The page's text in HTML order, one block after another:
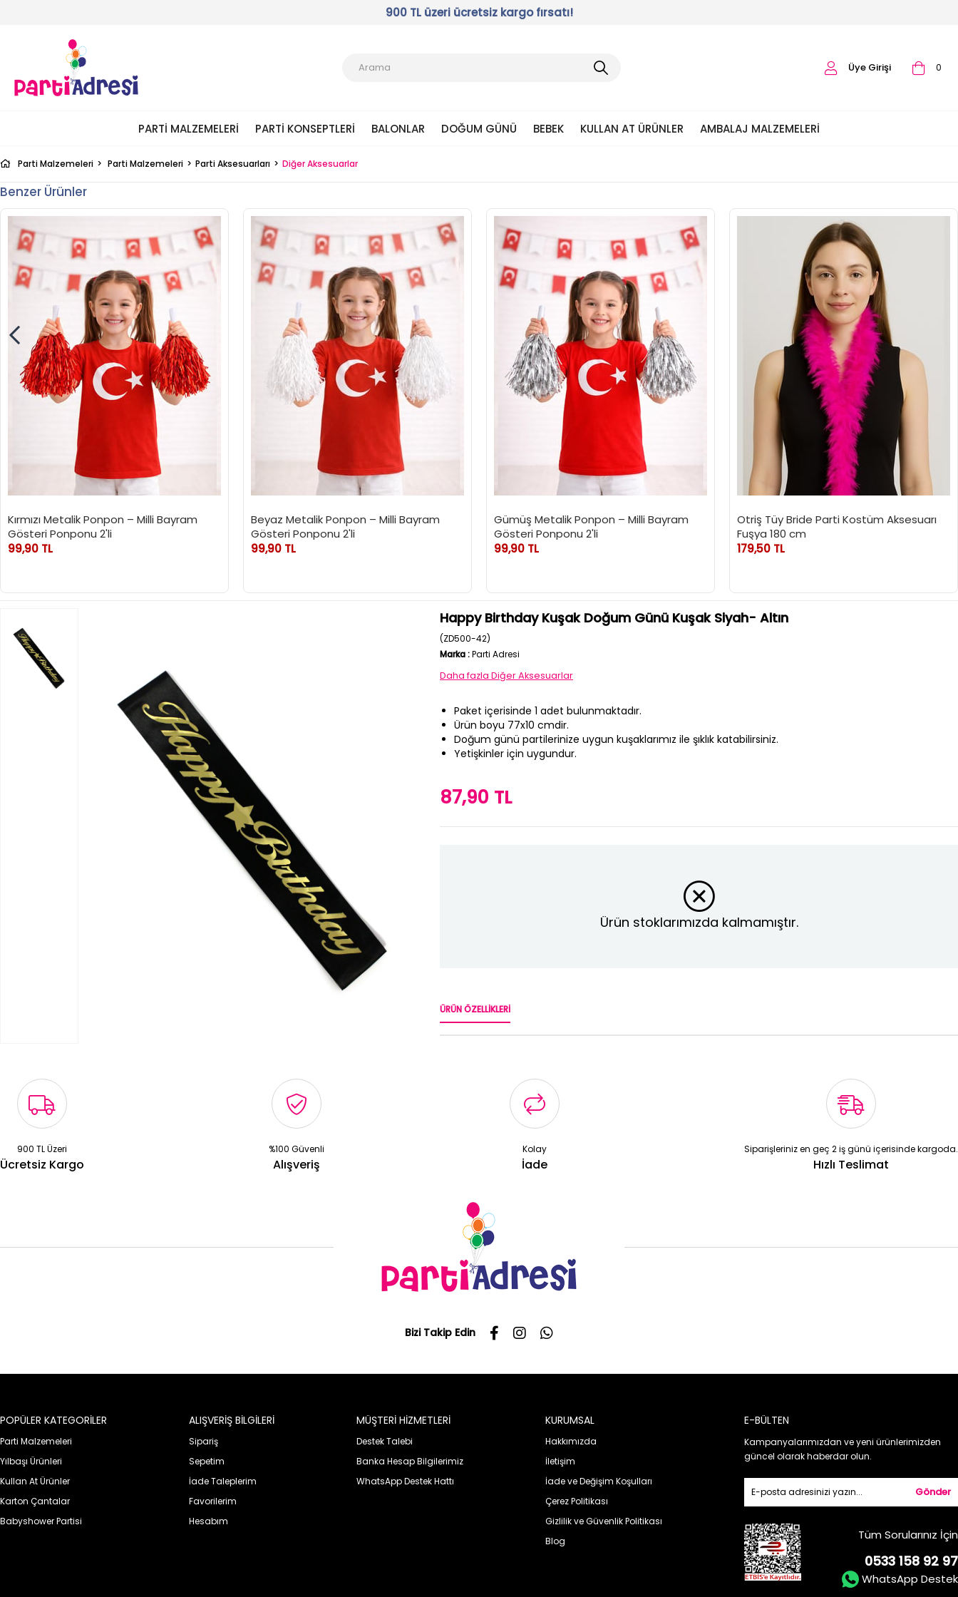
900 TL üzeri ücretsiz kargo fırsatı!
0
Üye Girişi
PARTI MALZEMELERI PARTI KONSEPTLERI BALONLAR DOĞUM GÜNÜ BEBEK KULLAN AT ÜRÜNLER AMBALAJ MALZEMELERI
Parti Malzemeleri Parti Malzemeleri Parti Aksesuarları Diğer Aksesuarlar
Benzer Ürünler
Kırmızı Metalik Ponpon – Milli Bayram
Gösteri Ponponu 2'li
99,90 TL
Beyaz Metalik Ponpon – Milli Bayram
Gösteri Ponponu 2'li
99,90 TL
Gümüş Metalik Ponpon – Milli Bayram
Gösteri Ponponu 2'li
99,90 TL
Otriş Tüy Bride Parti Kostüm Aksesuarı
Fuşya 180 cm
179,50 TL
Happy Birthday Kuşak Doğum Günü Kuşak Siyah- Altın
(ZD500-42)
Marka:Parti Adresi
Daha fazla Diğer Aksesuarlar
Paket içerisinde 1 adet bulunmaktadır.
Ürün boyu 77x10 cmdir.
Doğum günü partilerinize uygun kuşaklarımız ile şıklık katabilirsiniz.
Yetişkinler için uygundur.
87,90 TL
Ürün stoklarımızda kalmamıştır.
ÜRÜN ÖZELLIKLERI
900 TL Üzeri
Ücretsiz Kargo
%100 Güvenli
Alışveriş
Kolay
İade
Siparişleriniz en geç 2 iş günü içerisinde kargoda.
Hızlı Teslimat
Bizi Takip Edin
POPÜLER KATEGORİLER
Parti Malzemeleri
Yılbaşı Ürünleri
Kullan At Ürünler
Karton Çantalar
Babyshower Partisi
ALIŞVERİŞ BİLGİLERİ
Sipariş
Sepetim
İade Taleplerim
Favorilerim
Hesabım
MÜŞTERİ HİZMETLERİ
Destek Talebi
Banka Hesap Bilgilerimiz
WhatsApp Destek Hattı
KURUMSAL
Hakkımızda
İletişim
İade ve Değişim Koşulları
Çerez Politikası
Gizlilik ve Güvenlik Politikası
Blog
E-BÜLTEN
Kampanyalarımızdan ve yeni ürünlerimizden
güncel olarak haberdar olun.
Gönder
Tüm Sorularınız İçin
0533 158 92 97
WhatsApp Destek